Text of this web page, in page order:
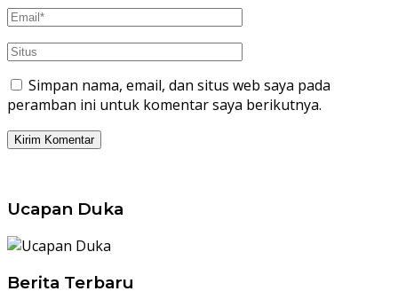
Simpan nama, email, dan situs web saya pada
peramban ini untuk komentar saya berikutnya.
Ucapan Duka
Berita Terbaru